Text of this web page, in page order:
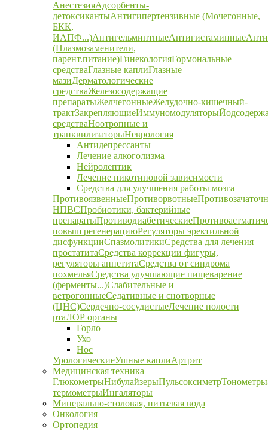
АнестезияАдсорбенты-
детоксикантыАнтигипертензивные (Мочегонные,
БКК,
ИАПФ...)АнтигельминтныеАнтигистаминные
(Плазмозаменители,
парент.питание)ГинекологияГормональные
средстваГлазные каплиГлазные
мазиДерматологические
средстваЖелезосодержащие
препаратыЖелчегонныеЖелудочно-кишечный-
трактЗакрепляющиеИммуномодуляторы
средстваНоотропные и
транквилизаторыНеврология
Антидепрессанты
Лечение алкоголизма
Нейролептик
Лечение никотиновой зависимости
Средства для улучшения работы мозга
ПротивоязвенныеПротиворвотные
НПВСПробиотики, бактерийные
препаратыПротиводиабетические
повыш регенерациюРегуляторы эректильной
дисфункцииСпазмолитикиСредства для лечения
простатитаСредства коррекции фигуры,
регуляторы аппетитаСредства от синдрома
похмельяСредства улучшающие пищеварение
(ферменты...)Слабительные и
ветрогонныеСедативные и снотворные
(ЦНС)Сердечно-сосудистыеЛечение полости
ртаЛОР органы
Горло
Ухо
Нос
УрологическиеУшные каплиАртрит
Медицинская техника
ГлюкометрыНибулайзерыПульсоксиметрТонометры
термометрыИнгаляторы
Минерально-столовая, питьевая вода
Онкология
Ортопедия